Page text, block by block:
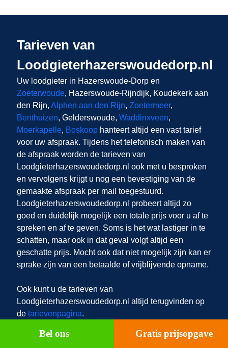
Tarieven van
Loodgieterhazerswoudedorp.nl
Uw loodgieter in Hazerswoude-Dorp en
Zoeterwoude, Hazerswoude-Rijndijk, Koudekerk aan
den Rijn, Alphen aan den Rijn, Zoetermeer,
Benthuizen, Gelderswoude, Waddinxveen,
Moerkapelle, Boskoop hanteert altijd een vast tarief
voor uw afspraak. Tijdens het telefonisch maken van
de afspraak worden de tarieven van
Loodgieterhazerswoudedorp.nl ook met u besproken
en vervolgens krijgt u nog een bevestiging van de
gemaakte afspraak per mail toegestuurd.
Loodgieterhazerswoudedorp.nl probeert altijd zo
goed en duidelijk mogelijk een totale prijs voor u af te
spreken en af te geven. Soms is het wat lastiger in te
schatten, maar ook in dat geval volgt altijd een
geschatte prijs. Mocht ook dat niet mogelijk zijn kan er
sprake zijn van een betaalde of vrijblijvende opname.
Ook kunt u de tarieven van
Loodgieterhazerswoudedorp.nl altijd terugvinden op
de tarievenpagina.
Loodgieterhazerswoudedorp.nl
maakt graag
Bel ons Gratis prijsopgave